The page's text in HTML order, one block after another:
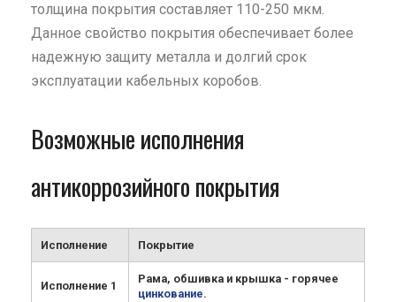
толщина покрытия составляет 110-250 мкм.
Данное свойство покрытия обеспечивает более
надежную защиту металла и долгий срок
эксплуатации кабельных коробов.
Возможные исполнения
антикоррозийного покрытия
Исполнение Покрытие
Исполнение 1
Рама, обшивка и крышка - горячее
цинкование.